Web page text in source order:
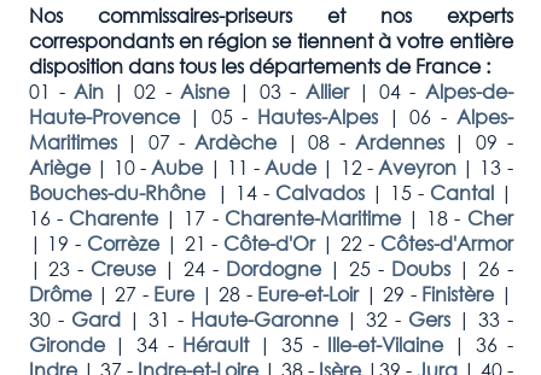
Nos commissaires-priseurs et nos experts
correspondants en région se tiennent à votre entière
disposition dans tous les départements de France :
01 - Ain| 02 - Aisne| 03 - Allier| 04 - Alpes-de-
Haute-Provence | 05 - Hautes-Alpes |06 - Alpes-
Maritimes | 07 -Ardèche |08 - Ardennes | 09 -
Ariège | 10 -Aube | 11 -Aude | 12 -Aveyron | 13 -
Bouches-du-Rhône
| 14 - Calvados | 15 - Cantal |
16 - Charente | 17 - Charente-Maritime | 18 - Cher
| 19 - Corrèze | 21 - Côte-d'Or | 22 - Côtes-d'Armor
|23 - Creuse |24 - Dordogne | 25 - Doubs | 26 -
Drôme |27 - Eure |28 - Eure-et-Loir |29 - Finistère |
30 - Gard | 31 - Haute-Garonne | 32 - Gers | 33 -
Gironde | 34 - Hérault | 35 - Ille-et-Vilaine | 36 -
Indre | 37 - Indre-et-Loire | 38 - Isère | 39 -Jura | 40 -